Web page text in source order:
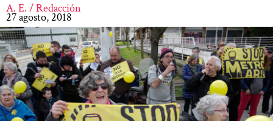
A. E. / Redacción
27 agosto, 2018